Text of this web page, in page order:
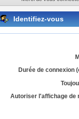
Identifiez-vous
Durée de connexion
Autoriser l'affichage de